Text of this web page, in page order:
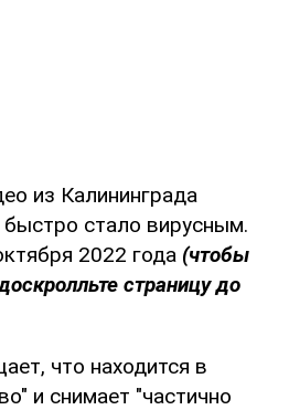
из Калининграда
быстро стало вирусным.
2022 года (чтобы
страницу до
что находится в
и снимает "частично